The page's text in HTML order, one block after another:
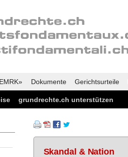
Dokumente Gerichtsurteile
grundrechte.ch unterstützen
Skandal & Nation